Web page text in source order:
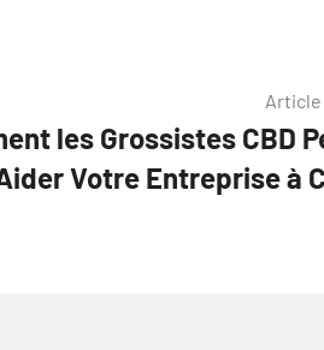
les Grossistes CBD
Votre Entreprise à